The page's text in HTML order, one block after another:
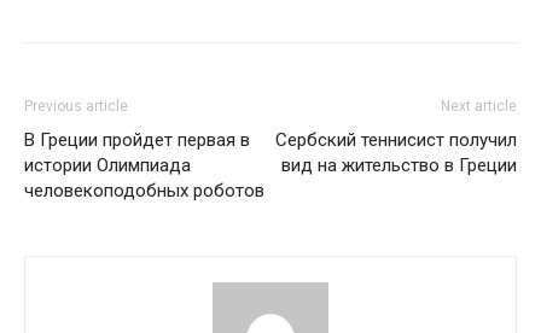
Previous article
В Греции пройдет первая в
истории Олимпиада
человекоподобных роботов
Next article
Сербский теннисист получил
вид на жительство в Греции